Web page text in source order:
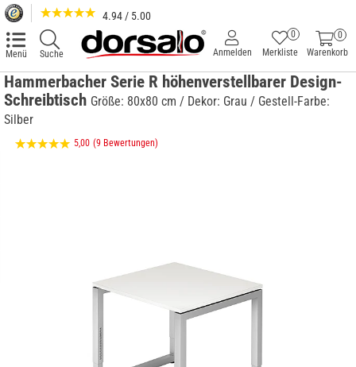
4.94 / 5.00
Menü Suche
0
Warenkorb
Merkliste
0
Anmelden
Hammerbacher Serie R höhenverstellbarer Design-
Schreibtisch Größe: 80x80 cm / Dekor: Grau / Gestell-Farbe:
Silber
5,00 (9 Bewertungen)